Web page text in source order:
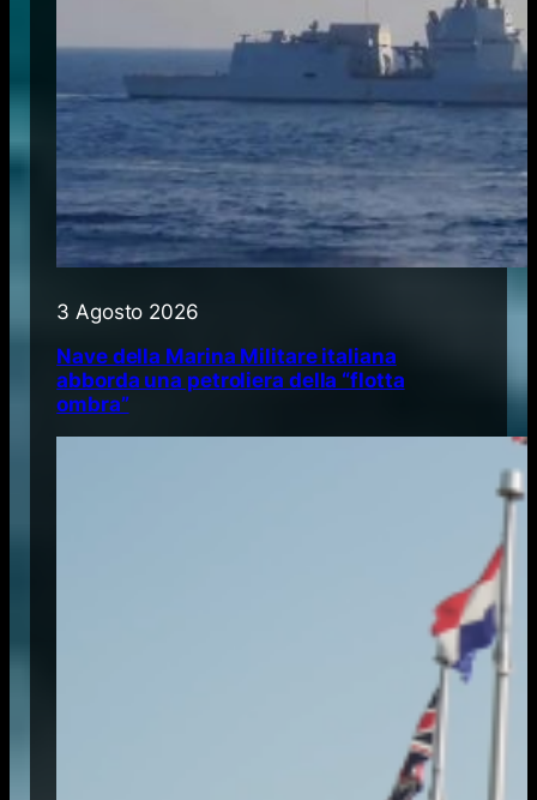
3 Agosto 2026
Nave della Marina Militare italiana
abborda una petroliera della “flotta
ombra”